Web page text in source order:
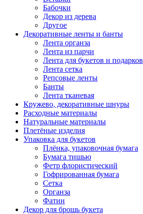
Бабочки
Декор из дерева
Другое
Декоративные ленты и банты
Лента органза
Лента из парчи
Лента для букетов и подарков
Лента сетка
Репсовые ленты
Банты
Лента тканевая
Кружево, декоративные шнуры
Расходные материалы
Натуральные материалы
Плетёные изделия
Упаковка для букетов
Плёнка, упаковочная бумага
Бумага тишью
Фетр флористический
Гофрированная бумага
Сетка
Органза
Фатин
Декор для брошь букета